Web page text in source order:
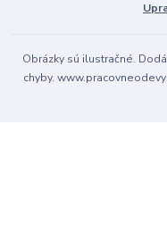
Obrázky sú ilustračné.
chyby.